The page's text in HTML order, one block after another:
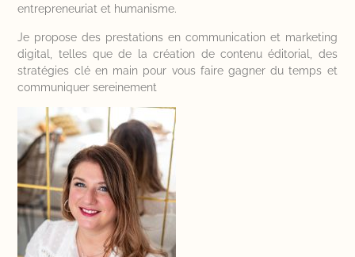
entrepreneuriat et humanisme.
Je propose des prestations en communication et marketing
digital, telles que de la création de contenu éditorial, des
stratégies clé en main pour vous faire gagner du temps et
communiquer sereinement